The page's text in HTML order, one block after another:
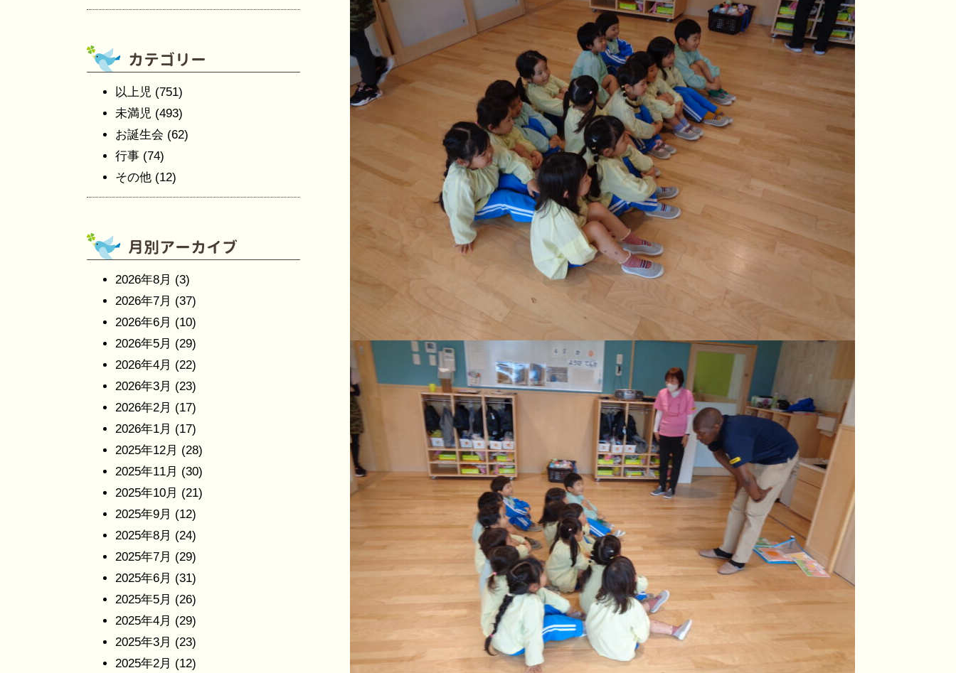
以上児 (751)
未満児 (493)
お誕生会 (62)
行事 (74)
その他 (12)
2026年8月 (3)
2026年7月 (37)
2026年6月 (10)
2026年5月 (29)
2026年4月 (22)
2026年3月 (23)
2026年2月 (17)
2026年1月 (17)
2025年12月 (28)
2025年11月 (30)
2025年10月 (21)
2025年9月 (12)
2025年8月 (24)
2025年7月 (29)
2025年6月 (31)
2025年5月 (26)
2025年4月 (29)
2025年3月 (23)
2025年2月 (12)